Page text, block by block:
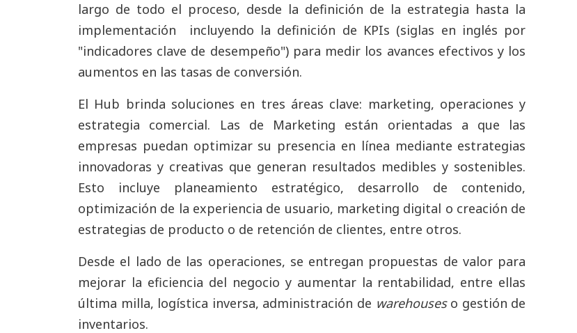
largo de todo el proceso, desde la definición de la estrategia hasta la
implementación incluyendo la definición de KPIs (siglas en inglés por
"indicadores clave de desempeño") para medir los avances efectivos y los
aumentos en las tasas de conversión.
El Hub brinda soluciones en tres áreas clave: marketing, operaciones y
estrategia comercial. Las de Marketing están orientadas a que las
empresas puedan optimizar su presencia en línea mediante estrategias
innovadoras y creativas que generan resultados medibles y sostenibles.
Esto incluye planeamiento estratégico, desarrollo de contenido,
optimización de la experiencia de usuario, marketing digital o creación de
estrategias de producto o de retención de clientes, entre otros.
Desde el lado de las operaciones, se entregan propuestas de valor para
mejorar la eficiencia del negocio y aumentar la rentabilidad, entre ellas
última milla, logística inversa, administración de warehouses o gestión de
inventarios.